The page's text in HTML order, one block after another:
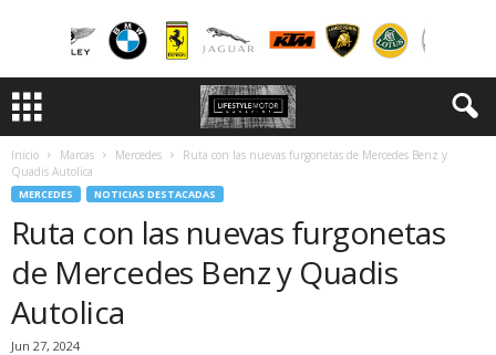
Inicio Marcas Mercedes
Ruta con las nuevas furgonetas de Mercedes Benz y
Quadis Autolica
MERCEDES NOTICIAS DESTACADAS
Ruta con las nuevas furgonetas
de Mercedes Benz y Quadis
Autolica
Jun 27, 2024